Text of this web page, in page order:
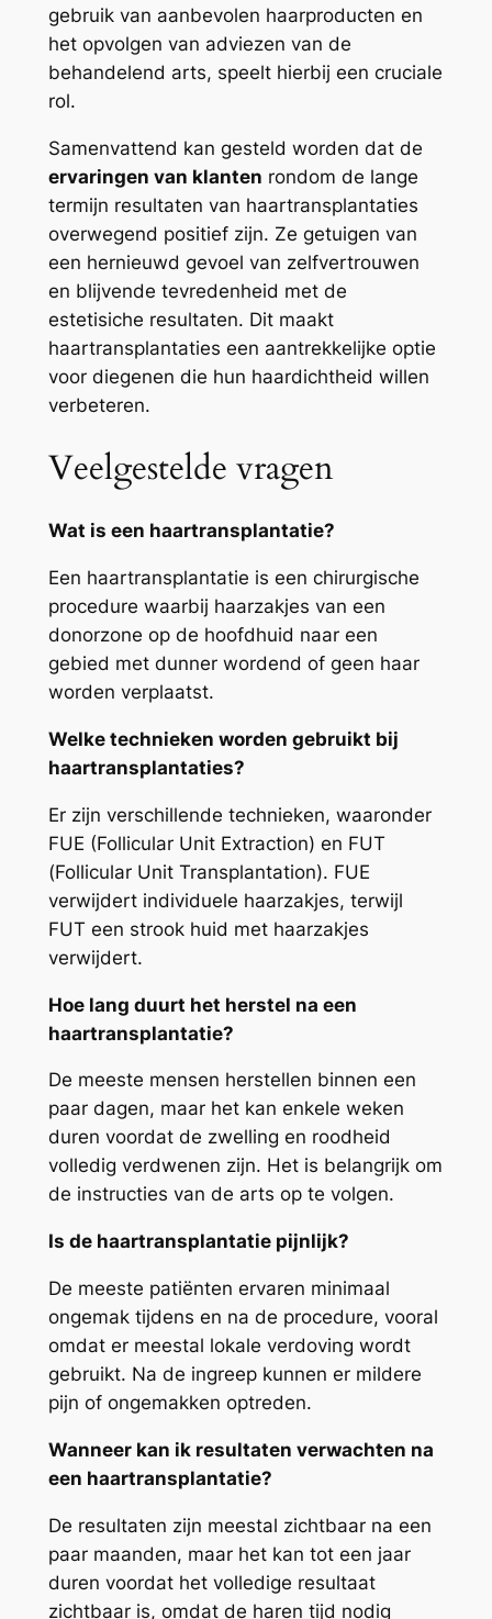
gebruik van aanbevolen haarproducten en
het opvolgen van adviezen van de
behandelend arts, speelt hierbij een cruciale
rol.
Samenvattend kan gesteld worden dat de
ervaringen van klanten rondom de lange
termijn resultaten van haartransplantaties
overwegend positief zijn. Ze getuigen van
een hernieuwd gevoel van zelfvertrouwen
en blijvende tevredenheid met de
estetisiche resultaten. Dit maakt
haartransplantaties een aantrekkelijke optie
voor diegenen die hun haardichtheid willen
verbeteren.
Veelgestelde vragen
Wat is een haartransplantatie?
Een haartransplantatie is een chirurgische
procedure waarbij haarzakjes van een
donorzone op de hoofdhuid naar een
gebied met dunner wordend of geen haar
worden verplaatst.
Welke technieken worden gebruikt bij
haartransplantaties?
Er zijn verschillende technieken, waaronder
FUE (Follicular Unit Extraction) en FUT
(Follicular Unit Transplantation). FUE
verwijdert individuele haarzakjes, terwijl
FUT een strook huid met haarzakjes
verwijdert.
Hoe lang duurt het herstel na een
haartransplantatie?
De meeste mensen herstellen binnen een
paar dagen, maar het kan enkele weken
duren voordat de zwelling en roodheid
volledig verdwenen zijn. Het is belangrijk om
de instructies van de arts op te volgen.
Is de haartransplantatie pijnlijk?
De meeste patiënten ervaren minimaal
ongemak tijdens en na de procedure, vooral
omdat er meestal lokale verdoving wordt
gebruikt. Na de ingreep kunnen er mildere
pijn of ongemakken optreden.
Wanneer kan ik resultaten verwachten na
een haartransplantatie?
De resultaten zijn meestal zichtbaar na een
paar maanden, maar het kan tot een jaar
duren voordat het volledige resultaat
zichtbaar is, omdat de haren tijd nodig